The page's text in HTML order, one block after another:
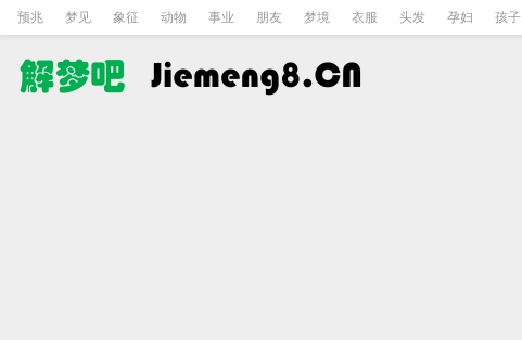
预兆 梦见 象征 动物 事业 朋友 梦境 衣服 头发 孕妇 孩子